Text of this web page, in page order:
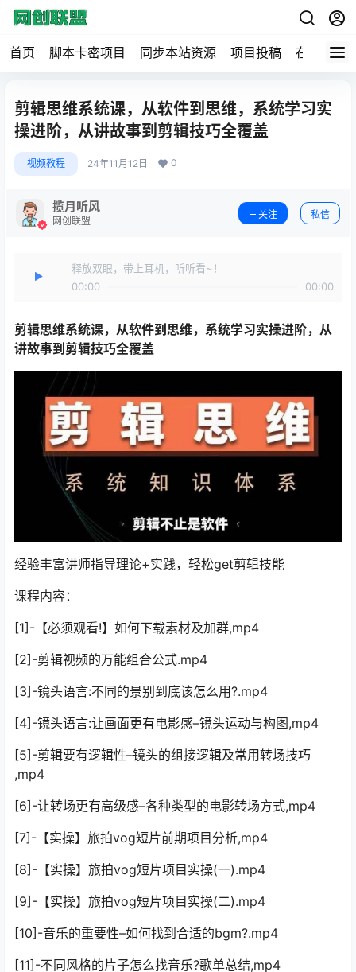
首页 脚本卡密项目 同步本站资源 项目投稿 在线工具
剪辑思维系统课，从软件到思维，系统学习实
操进阶，从讲故事到剪辑技巧全覆盖
视频教程 24年11月12日 0
揽月听风
网创联盟
关注 私信
释放双眼，带上耳机，听听看~！
00:00
00:00
剪辑思维系统课，从软件到思维，系统学习实操进阶，从
讲故事到剪辑技巧全覆盖
经验丰富讲师指导理论+实践，轻松get剪辑技能
课程内容：
[1]-【必须观看!】如何下载素材及加群,mp4
[2]-剪辑视频的万能组合公式.mp4
[3]-镜头语言:不同的景别到底该怎么用?.mp4
[4]-镜头语言:让画面更有电影感–镜头运动与构图,mp4
[5]-剪辑要有逻辑性–镜头的组接逻辑及常用转场技巧
,mp4
[6]-让转场更有高级感–各种类型的电影转场方式,mp4
[7]-【实操】旅拍vog短片前期项目分析,mp4
[8]-【实操】旅拍vog短片项目实操(一).mp4
[9]-【实操】旅拍vog短片项目实操(二).mp4
[10]-音乐的重要性–如何找到合适的bgm?.mp4
[11]-不同风格的片子怎么找音乐?歌单总结,mp4